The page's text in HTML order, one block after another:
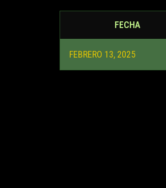
FECHA
FEBRERO 13, 2025